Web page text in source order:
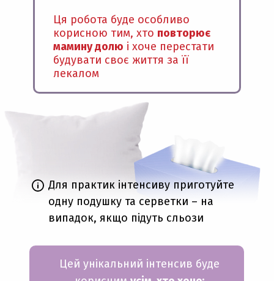
Ця робота буде особливо
корисною тим, хто повторює
мамину долю і хоче перестати
будувати своє життя за її
лекалом
Цей унікальний інтенсив буде
Для практик інтенсиву приготуйте
одну подушку та серветки – на
випадок, якщо підуть сльози